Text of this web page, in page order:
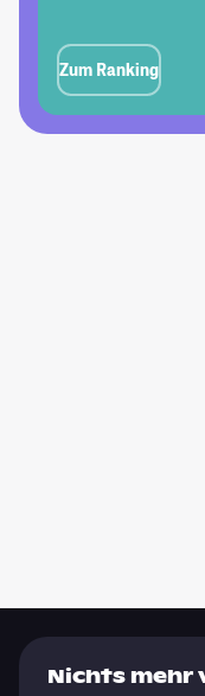
Zum Ranking
Nichts mehr